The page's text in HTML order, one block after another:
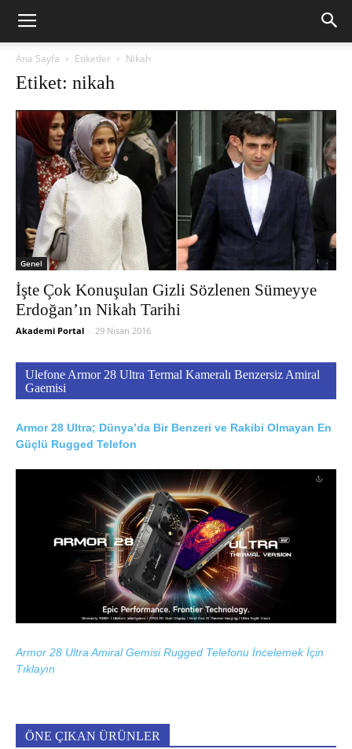
Ana Sayfa Etiketler Nikah
Etiket: nikah
Genel
İşte Çok Konuşulan Gizli Sözlenen Sümeyye
Erdoğan’ın Nikah Tarihi
Akademi Portal - 29 Nisan 2016
Ulefone Armor 28 Ultra Termal Kameralı Benzersiz Amiral
Gaemisi
Armor 28 Ultra; Dünya’da Bir Benzeri ve Rakibi Olmayan En
Güçlü Rugged Telefon
Armor 28 Ultra Amiral Gemisi Rugged Telefonu İncelemek İçin
Tıklayın
ÖNE ÇIKAN ÜRÜNLER